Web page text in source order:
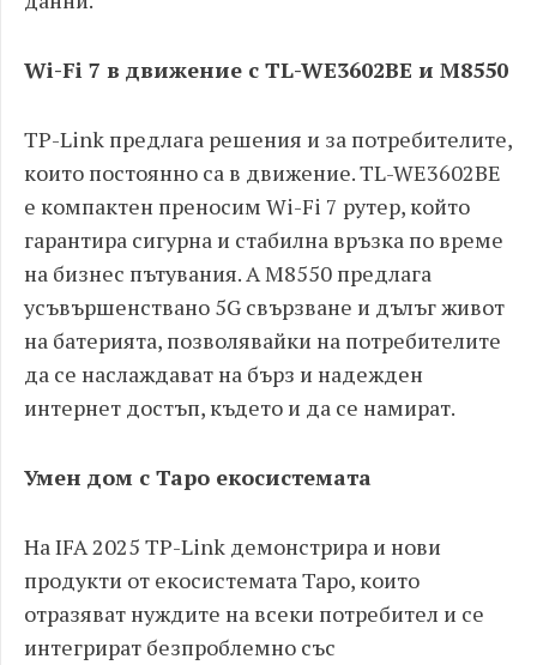
Wi-Fi 7 в движение с TL-WE3602BE и M8550
TP-Link предлага решения и за потребителите,
които постоянно са в движение. TL-WE3602BE
е компактен преносим Wi-Fi 7 рутер, който
гарантира сигурна и стабилна връзка по време
на бизнес пътувания. А M8550 предлага
усъвършенствано 5G свързване и дълъг живот
на батерията, позволявайки на потребителите
да се наслаждават на бърз и надежден
интернет достъп, където и да се намират.
Умен дом с Tapo екосистемата
На IFA 2025 TP-Link демонстрира и нови
продукти от екосистемата Tapo, които
отразяват нуждите на всеки потребител и се
интегрират безпроблемно със